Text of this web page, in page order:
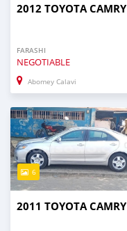
2012 TOYOTA CAMRY
FARASHI
NEGOTIABLE
Abomey Calavi
6
2011 TOYOTA CAMRY